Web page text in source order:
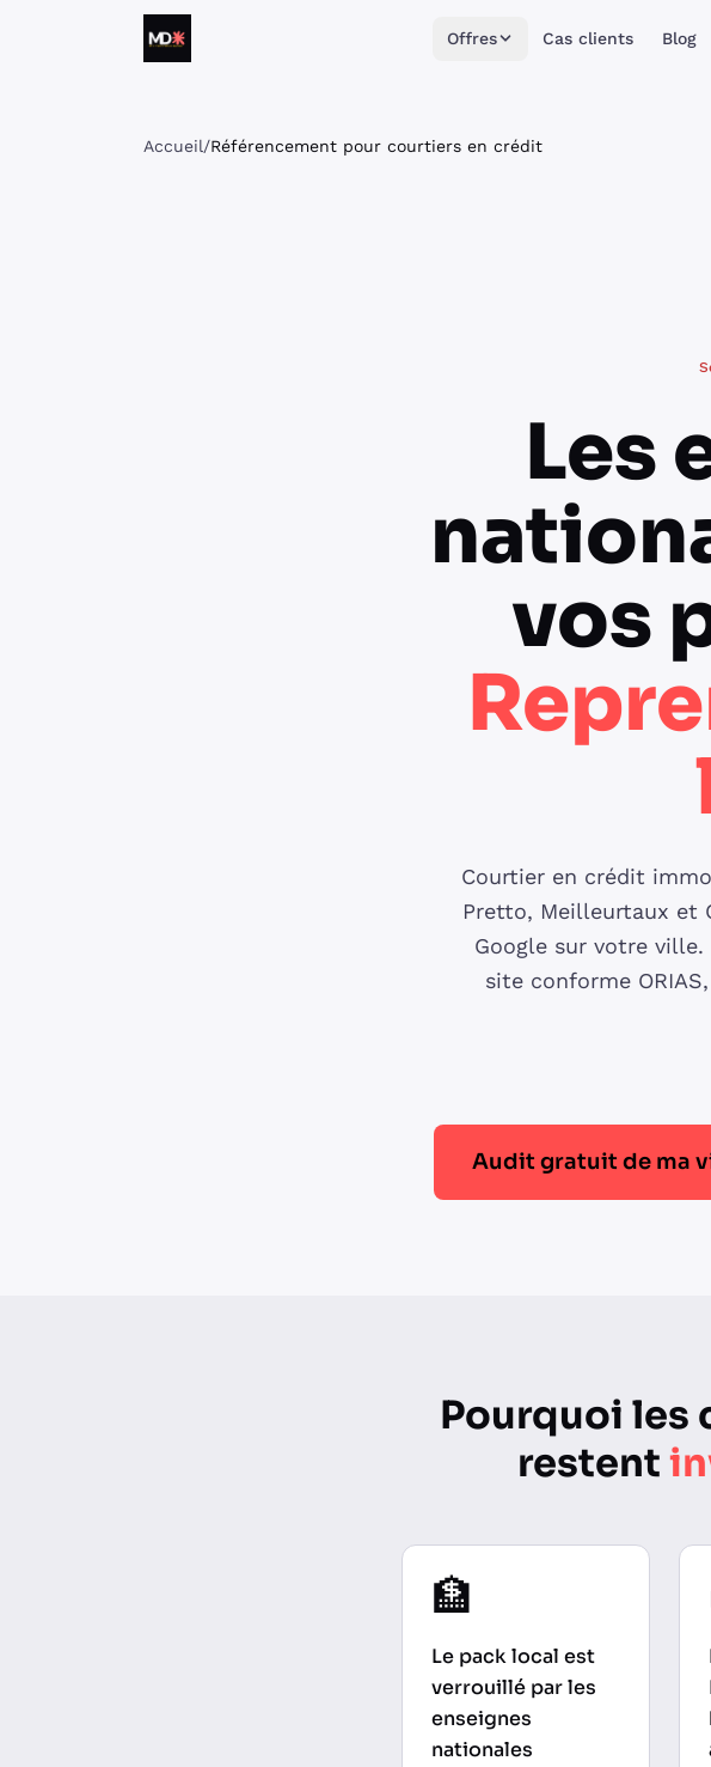
Aller au contenu
Matthieu Daumain
Offres Cas clients Blog
Accueil/Référencement pour courtiers en crédit
Les
vos
Courtier en crédit
Pretto, Meilleurtaux et
Google sur votre
site conforme
Audit gratuit de ma
Pourquoi les
restent
🏦
Le pack local est
verrouillé par les
enseignes
nationales